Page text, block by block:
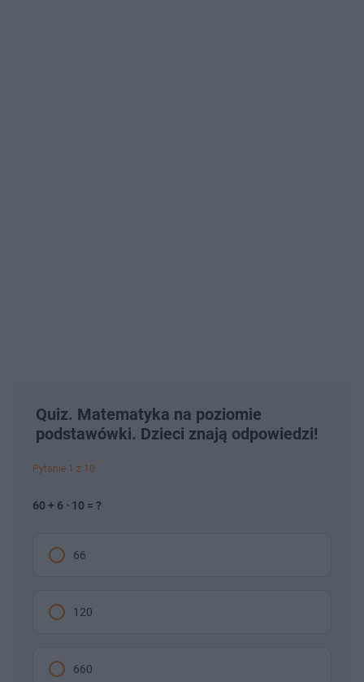
Quiz. Matematyka na poziomie
podstawówki. Dzieci znają odpowiedzi!
Pytanie 1 z 10
60 + 6 ⋅ 10 = ?
66
120
660